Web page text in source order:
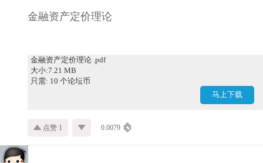
金融资产定价理论
金融资产定价理论 .pdf
大小:7.21 MB
只需: 10 个论坛币
马上下载
点赞 1 0.0079